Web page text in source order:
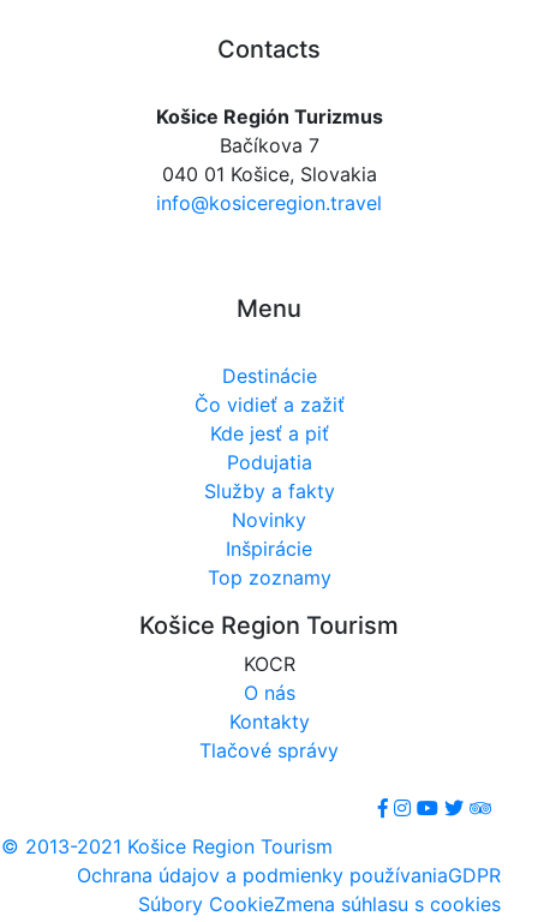
Contacts
Košice Región Turizmus
Bačíkova 7
040 01 Košice, Slovakia
info@kosiceregion.travel
Menu
Destinácie
Čo vidieť a zažiť
Kde jesť a piť
Podujatia
Služby a fakty
Novinky
Inšpirácie
Top zoznamy
Košice Region Tourism
KOCR
O nás
Kontakty
Tlačové správy
© 2013-2021 Košice Region Tourism
Ochrana údajov a podmienky používaniaGDPR
Súbory CookieZmena súhlasu s cookies